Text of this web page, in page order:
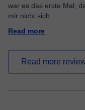
war es das erste Mal,
mir nicht sich
Read more
Read more